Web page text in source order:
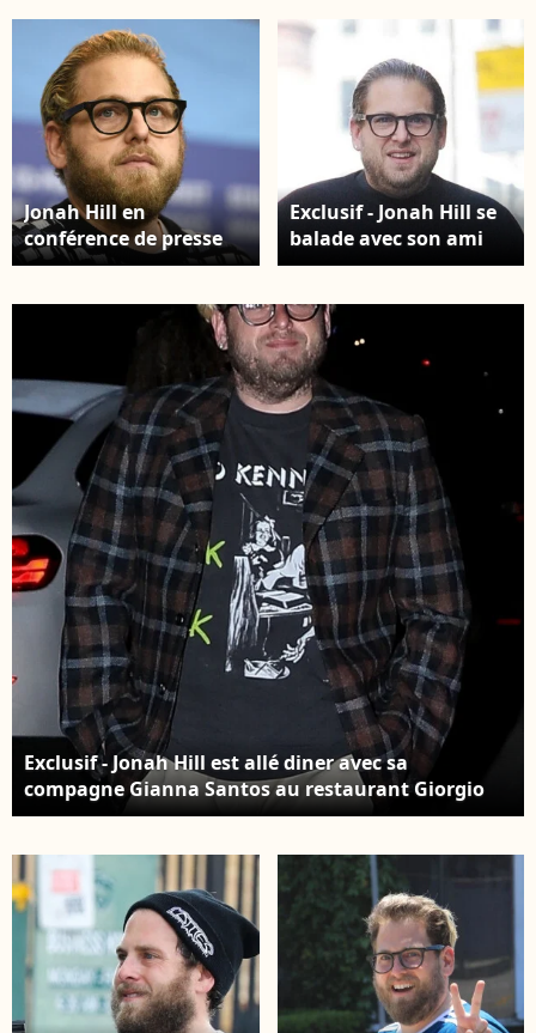
Jonah Hill en
conférence de presse
pour le film "Mid 90's"
dans le cadre du 69ème
Festival International
du Film de Berlin (La
Berlinale), le 10 février
2019.
Exclusif - Jonah Hill se
balade avec son ami
Jake Hoffman dans les
avril 2019
Exclusif - Jonah Hill est allé diner avec sa
compagne Gianna Santos au restaurant Giorgio
Baldi à Santa Monica, le 18 avril 2019.